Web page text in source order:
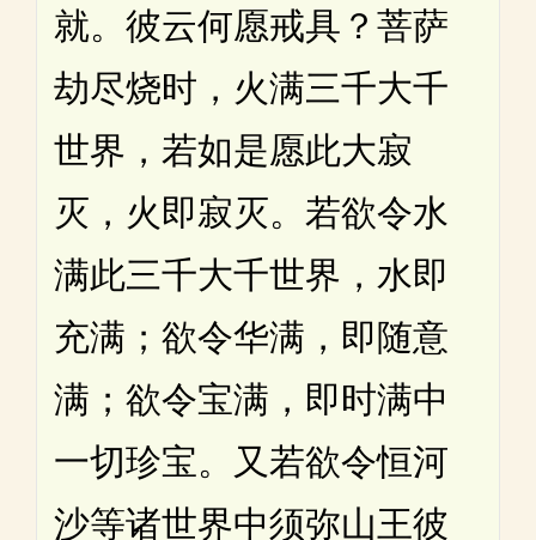
就。彼云何愿戒具？菩萨
劫尽烧时，火满三千大千
世界，若如是愿此大寂
灭，火即寂灭。若欲令水
满此三千大千世界，水即
充满；欲令华满，即随意
满；欲令宝满，即时满中
一切珍宝。又若欲令恒河
沙等诸世界中须弥山王彼